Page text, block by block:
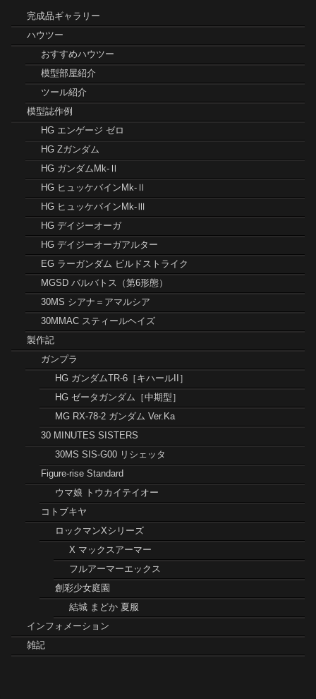
ガンプラ プラモデルのおすすめ工具、材料を
紹介＆解説します！
カテゴリー
完成品ギャラリー
ハウツー
おすすめハウツー
模型部屋紹介
ツール紹介
模型誌作例
HG エンゲージ ゼロ
HG Zガンダム
HG ガンダムMk-Ⅱ
HG ヒュッケバインMk-Ⅱ
HG ヒュッケバインMk-Ⅲ
HG デイジーオーガ
HG デイジーオーガアルター
EG ラーガンダム ビルドストライク
MGSD バルバトス（第6形態）
30MS シアナ＝アマルシア
30MMAC スティールヘイズ
製作記
ガンプラ
HG ガンダムTR-6［キハールII］